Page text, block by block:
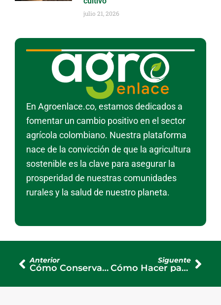
julio 21, 2026
En Agroenlace.co, estamos dedicados a
fomentar un cambio positivo en el sector
agrícola colombiano. Nuestra plataforma
nace de la convicción de que la agricultura
sostenible es la clave para asegurar la
prosperidad de nuestras comunidades
rurales y la salud de nuestro planeta.
AntAnterior
Cómo Conservar una Rosa Cortada: Consejos Prácticos para Alargar su Frescura
Siguente
Cómo Hacer para que Florezcan las Rosas: Guía Completa de Cuidados